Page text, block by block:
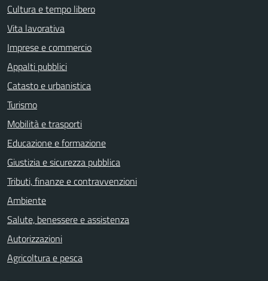
Cultura e tempo libero
Vita lavorativa
Imprese e commercio
Appalti pubblici
Catasto e urbanistica
Turismo
Mobilità e trasporti
Educazione e formazione
Giustizia e sicurezza pubblica
Tributi, finanze e contravvenzioni
Ambiente
Salute, benessere e assistenza
Autorizzazioni
Agricoltura e pesca